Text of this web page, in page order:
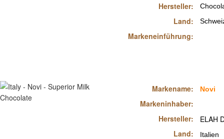
Markename:
Markeninhaber:
Hersteller:
Land:
Novi
ELAH
Italien
Hersteller:
Land:
Markeneinführung: